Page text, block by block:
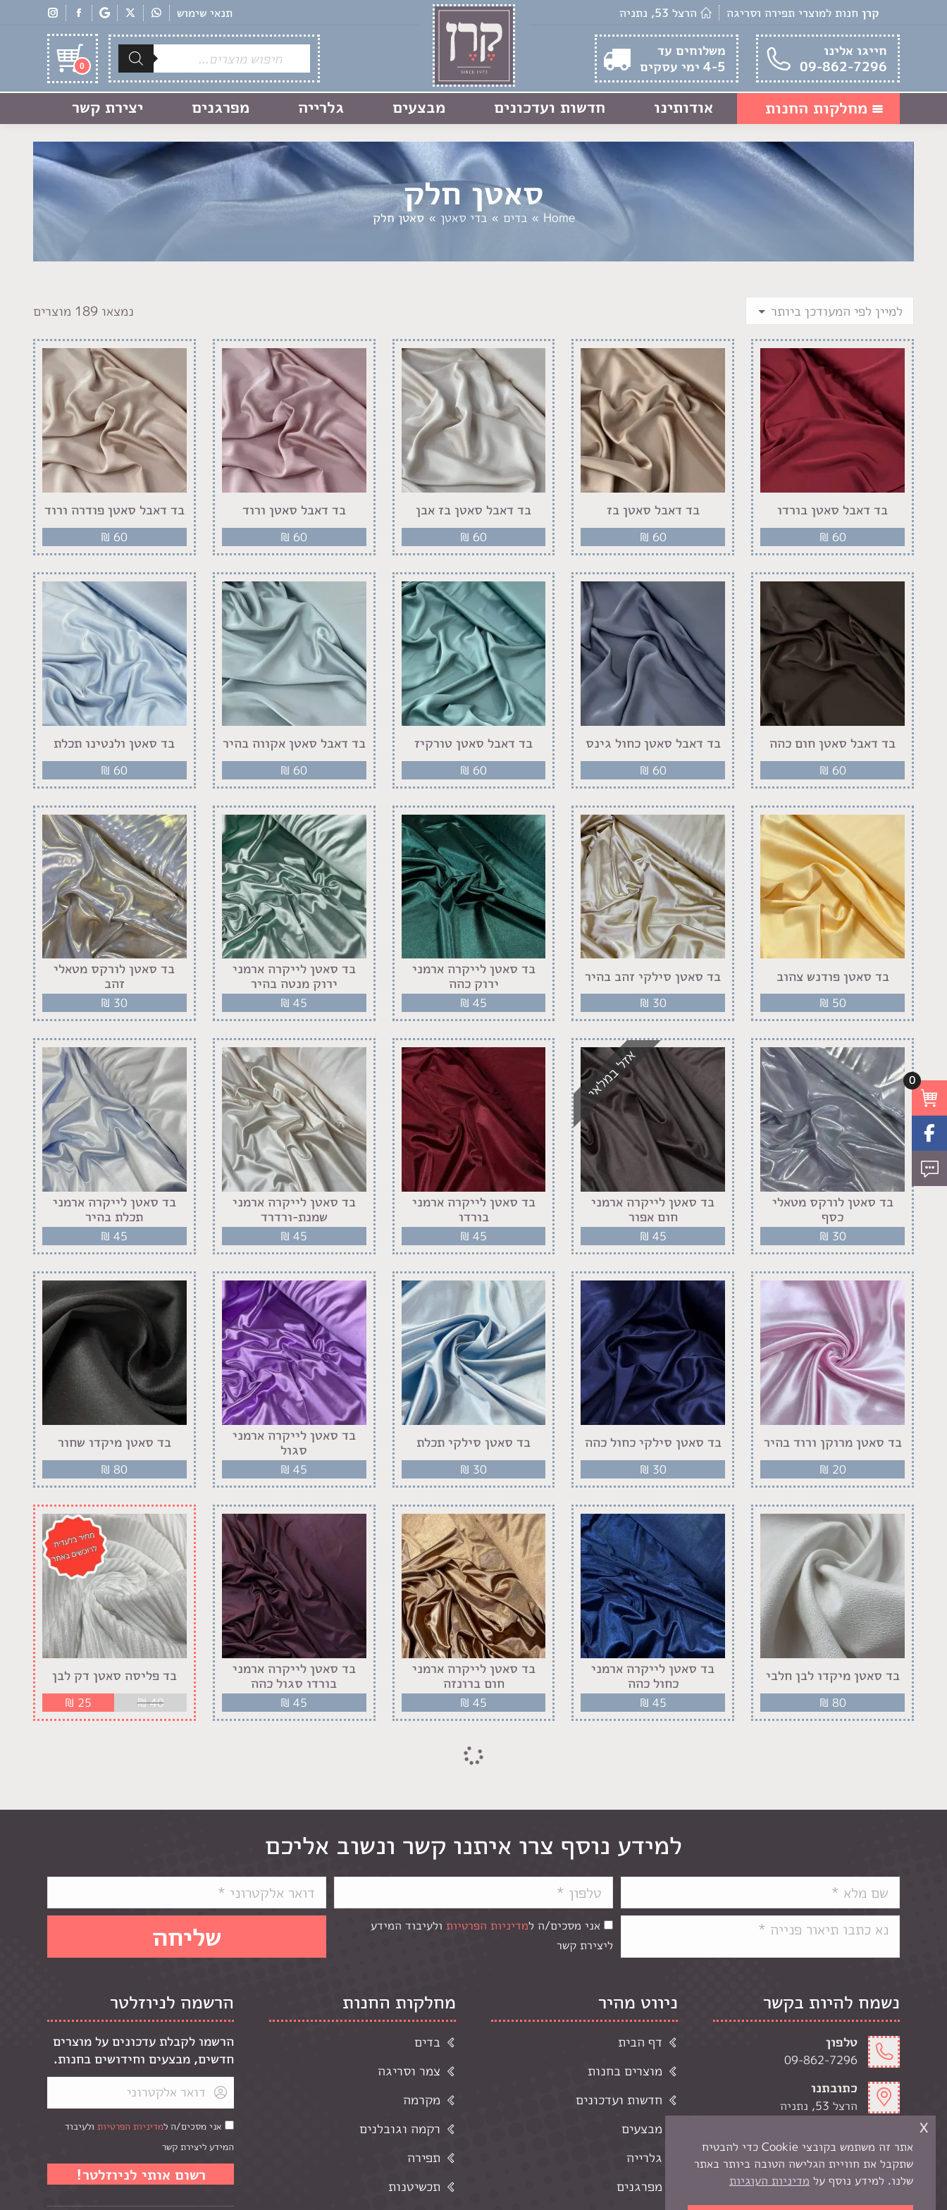
קרן חנות למוצרי תפירה וסריגה הרצל 53, נתניה תנאי שימוש
חייגו אלינו
09-862-7296
משלוחים עד
4-5 ימי עסקים
Products
search
0
מחלקות החנות אודותינו חדשות ועדכונים מבצעים גלרייה מפרגנים יצירת קשר
סאטן חלק
You are here:
Home בדים בדי סאטן סאטן חלק
נמצאו 189 מוצרים
בד דאבל סאטן בורדו
₪ 60
בד דאבל סאטן בז
₪ 60
בד דאבל סאטן בז אבן
₪ 60
בד דאבל סאטן ורוד
₪ 60
בד דאבל סאטן פודרה ורוד
₪ 60
בד דאבל סאטן חום כהה
₪ 60
בד דאבל סאטן כחול גינס
₪ 60
בד דאבל סאטן טורקיז
₪ 60
בד דאבל סאטן אקווה בהיר
₪ 60
בד סאטן ולנטינו תכלת
₪ 60
בד סאטן פודנש צהוב
₪ 50
בד סאטן סילקי זהב בהיר
₪ 30
בד סאטן לייקרה ארמני
ירוק כהה
₪ 45
בד סאטן לייקרה ארמני
ירוק מנטה בהיר
₪ 45
בד סאטן לורקס מטאלי
זהב
₪ 30
בד סאטן לורקס מטאלי
כסף
₪ 30
אזל במלאי
בד סאטן לייקרה ארמני
חום אפור
₪ 45
בד סאטן לייקרה ארמני
בורדו
₪ 45
בד סאטן לייקרה ארמני
שמנת-ורדרד
₪ 45
בד סאטן לייקרה ארמני
תכלת בהיר
₪ 45
בד סאטן מרוקן ורוד בהיר
₪ 20
בד סאטן סילקי כחול כהה
₪ 30
בד סאטן סילקי תכלת
₪ 30
בד סאטן לייקרה ארמני
סגול
₪ 45
בד סאטן מיקדו שחור
₪ 80
בד סאטן מיקדו לבן חלבי
₪ 80
בד סאטן לייקרה ארמני
כחול כהה
₪ 45
בד סאטן לייקרה ארמני
חום ברונזה
₪ 45
בד סאטן לייקרה ארמני
בורדו סגול כהה
₪ 45
בד פליסה סאטן דק לבן
₪40
₪ 25
למידע נוסף צרו איתנו קשר ונשוב אליכם
אני מסכים/ה למדיניות הפרטיות ולעיבוד המידע
ליצירת קשר
נשמח להיות בקשר
טלפון
09-862-7296
כתובתנו
הרצל 53, נתניה
kerenart7@gmail.com
שעות פתיחה
ניווט מהיר
דף הבית
מוצרים בחנות
חדשות ועדכונים
מבצעים
גלרייה
מפרגנים
מחלקות החנות
בדים
צמר וסריגה
מקרמה
רקמה וגובלנים
תפירה
תכשיטנות
הרשמה לניוזלטר
הרשמו לקבלת עדכונים על מוצרים
חדשים, מבצעים וחידושים בחנות.
אני מסכים/ה למדיניות הפרטיות ולעיבוד
המידע ליצירת קשר
0
אתר זה משתמש בקובצי Cookie כדי להבטיח
שתקבל את חוויית הגלישה הטובה ביותר באתר
שלנו. למידע נוסף על מדיניות העוגיות
x